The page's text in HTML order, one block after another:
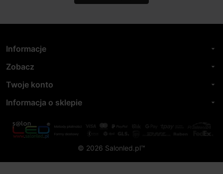
Informacje arrow_drop_down
Zobacz arrow_drop_down
Twoje konto arrow_drop_down
Informacja o sklepie arrow_drop_down
© 2026 Salonled.pl™